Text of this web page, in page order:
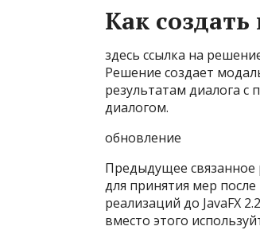
Как
здесь ссылка на
Решение создает
результатам диалога
диалогом.
обновление
Предыдущее связанное
для принятия мер
реализаций до JavaFX
вместо этого